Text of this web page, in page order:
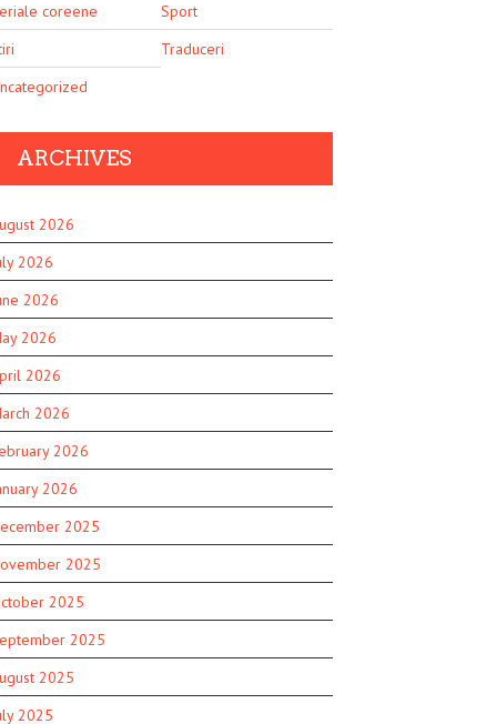
coreene
Sport
Traduceri
ARCHIVES
2026
2026
2026
2026
2026
2026
2026
2026
2025
2025
2025
2025
2025
2025